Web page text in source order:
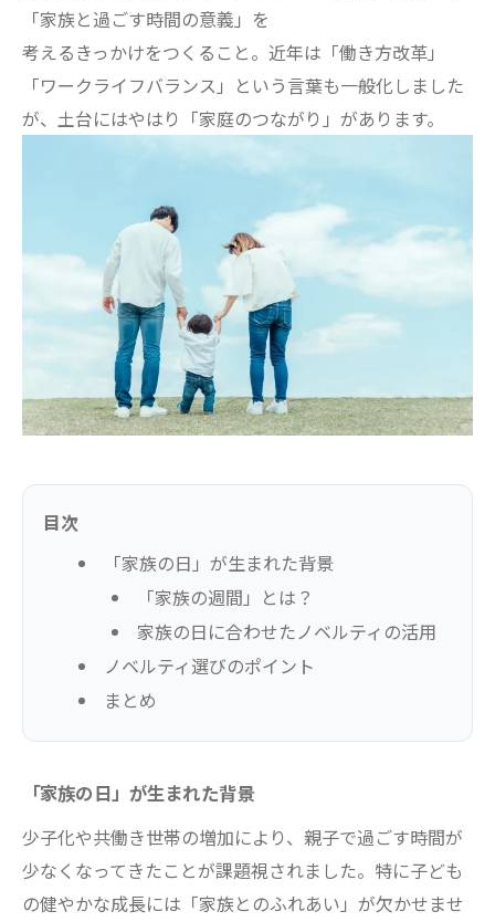
「家族と過ごす時間の意義」を
考えるきっかけをつくること。近年は「働き方改革」
「ワークライフバランス」という言葉も一般化しました
が、土台にはやはり「家庭のつながり」があります。
目次
「家族の日」が生まれた背景
「家族の週間」とは？
家族の日に合わせたノベルティの活用
ノベルティ選びのポイント
まとめ
「家族の日」が生まれた背景
少子化や共働き世帯の増加により、親子で過ごす時間が
少なくなってきたことが課題視されました。特に子ども
の健やかな成長には「家族とのふれあい」が欠かせませ